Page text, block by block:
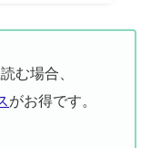
む場合、
がお得です。